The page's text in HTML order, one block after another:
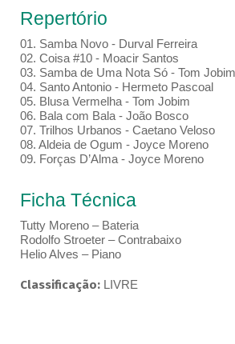
Repertório
01. Samba Novo - Durval Ferreira
02. Coisa #10 - Moacir Santos
03. Samba de Uma Nota Só - Tom Jobim
04. Santo Antonio - Hermeto Pascoal
05. Blusa Vermelha - Tom Jobim
06. Bala com Bala - João Bosco
07. Trilhos Urbanos - Caetano Veloso
08. Aldeia de Ogum - Joyce Moreno
09. Forças D’Alma - Joyce Moreno
Ficha Técnica
Tutty Moreno – Bateria
Rodolfo Stroeter – Contrabaixo
Helio Alves – Piano
Classificação: LIVRE